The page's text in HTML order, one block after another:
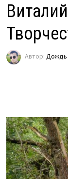
Автор: Дождь